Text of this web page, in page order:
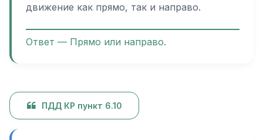
движение как прямо, так и направо.
Ответ — Прямо или направо.
ПДД КР пункт 6.10